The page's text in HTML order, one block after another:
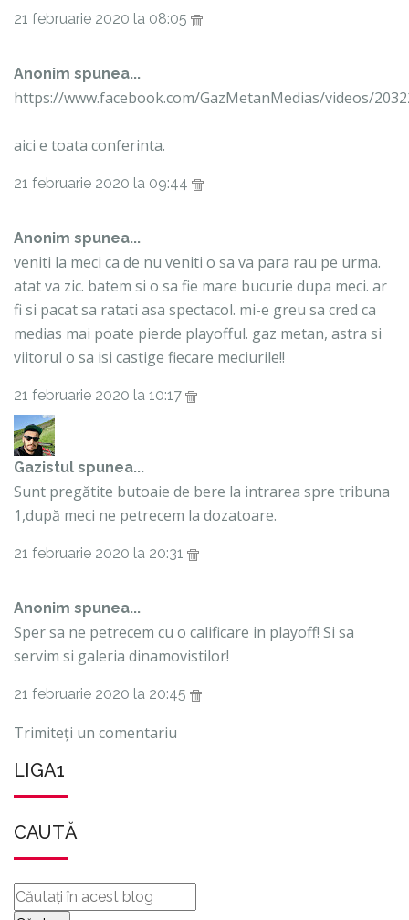
21 februarie 2020 la 08:05
Anonim spunea...
https://www.facebook.com/GazMetanMedias/videos/
aici e toata conferinta.
21 februarie 2020 la 09:44
Anonim spunea...
veniti la meci ca de nu veniti o sa va para rau pe urma.
atat va zic. batem si o sa fie mare bucurie dupa meci. ar
fi si pacat sa ratati asa spectacol. mi-e greu sa cred ca
medias mai poate pierde playofful. gaz metan, astra si
viitorul o sa isi castige fiecare meciurile!!
21 februarie 2020 la 10:17
Gazistul spunea...
Sunt pregătite butoaie de bere la intrarea spre tribuna
1,după meci ne petrecem la dozatoare.
21 februarie 2020 la 20:31
Anonim spunea...
Sper sa ne petrecem cu o calificare in playoff! Si sa
servim si galeria dinamovistilor!
21 februarie 2020 la 20:45
Trimiteți un comentariu
LIGA1
CAUTĂ